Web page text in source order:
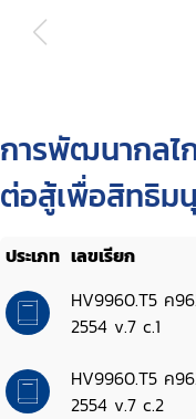
การพัฒนากลไ
ต่อสู้เพื่อสิทธิม
ประเภท เลขเรียก
HV9960.T5 ค
2554 v.7 c.1
HV9960.T5 ค
2554 v.7 c.2